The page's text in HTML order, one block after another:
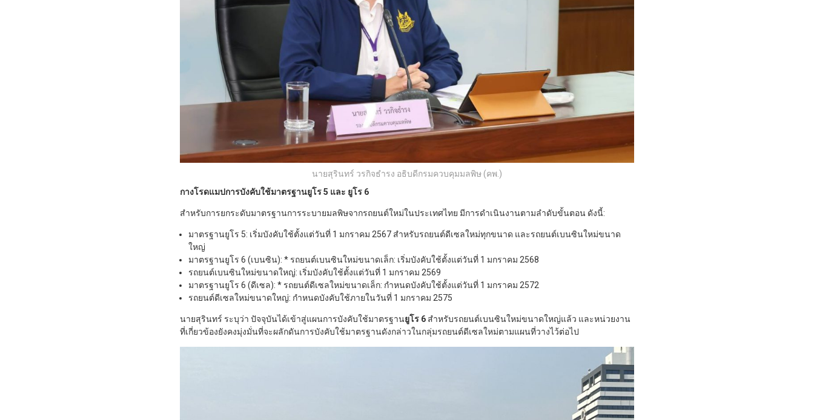
นายสุรินทร์ วรกิจธำรง อธิบดีกรมควบคุมมลพิษ (คพ.)
กางโรดแมปการบังคับใช้มาตรฐานยูโร 5 และ ยูโร 6
สำหรับการยกระดับมาตรฐานการระบายมลพิษจากรถยนต์ใหม่ในประเทศไทย มีการดำเนินงานตามลำดับขั้นตอน ดังนี้:
มาตรฐานยูโร 5: เริ่มบังคับใช้ตั้งแต่วันที่ 1 มกราคม 2567 สำหรับรถยนต์ดีเซลใหม่ทุกขนาด และรถยนต์เบนซินใหม่ขนาด
ใหญ่
มาตรฐานยูโร 6 (เบนซิน): * รถยนต์เบนซินใหม่ขนาดเล็ก: เริ่มบังคับใช้ตั้งแต่วันที่ 1 มกราคม 2568
รถยนต์เบนซินใหม่ขนาดใหญ่: เริ่มบังคับใช้ตั้งแต่วันที่ 1 มกราคม 2569
มาตรฐานยูโร 6 (ดีเซล): * รถยนต์ดีเซลใหม่ขนาดเล็ก: กำหนดบังคับใช้ตั้งแต่วันที่ 1 มกราคม 2572
รถยนต์ดีเซลใหม่ขนาดใหญ่: กำหนดบังคับใช้ภายในวันที่ 1 มกราคม 2575
นายสุรินทร์ ระบุว่า ปัจจุบันได้เข้าสู่แผนการบังคับใช้มาตรฐานยูโร 6 สำหรับรถยนต์เบนซินใหม่ขนาดใหญ่แล้ว และหน่วยงาน
ที่เกี่ยวข้องยังคงมุ่งมั่นที่จะผลักดันการบังคับใช้มาตรฐานดังกล่าวในกลุ่มรถยนต์ดีเซลใหม่ตามแผนที่วางไว้ต่อไป